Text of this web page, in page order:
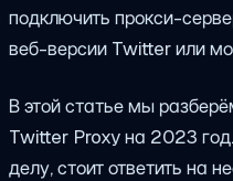
подключить прокси-
веб-версии Twitter или
В этой статье мы
Twitter Proxy на 2023
делу, стоит ответить на